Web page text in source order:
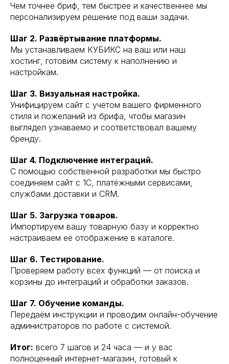
Чем точнее бриф, тем быстрее и качественнее мы
персонализируем решение под ваши задачи.
Шаг 2. Развёртывание платформы.
Мы устанавливаем КУБИКС на ваш или наш
хостинг, готовим систему к наполнению и
настройкам.
Шаг 3. Визуальная настройка.
Унифицируем сайт с учётом вашего фирменного
стиля и пожеланий из брифа, чтобы магазин
выглядел узнаваемо и соответствовал вашему
бренду.
Шаг 4. Подключение интеграций.
С помощью собственной разработки мы быстро
соединяем сайт с 1С, платёжными сервисами,
службами доставки и CRM.
Шаг 5. Загрузка товаров.
Импортируем вашу товарную базу и корректно
настраиваем её отображение в каталоге.
Шаг 6. Тестирование.
Проверяем работу всех функций — от поиска и
корзины до интеграций и обработки заказов.
Шаг 7. Обучение команды.
Передаём инструкции и проводим онлайн-обучение
администраторов по работе с системой.
Итог: всего 7 шагов и 24 часа — и у вас
полноценный интернет-магазин, готовый к